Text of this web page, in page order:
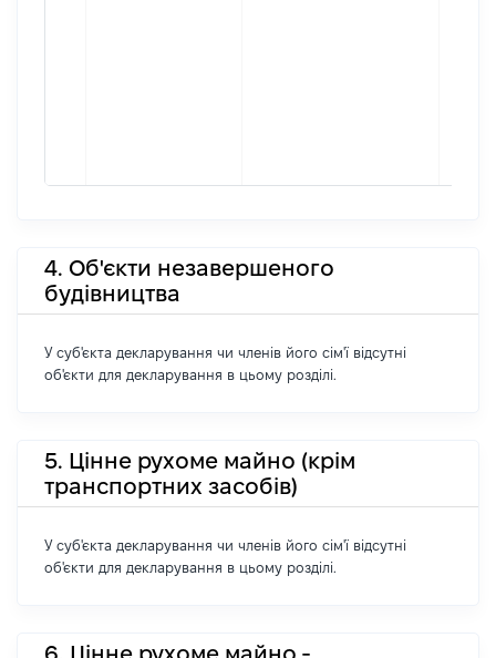
4. Об'єкти незавершеного
будівництва
У суб'єкта декларування чи членів його сім'ї відсутні
об'єкти для декларування в цьому розділі.
5. Цінне рухоме майно (крім
транспортних засобів)
У суб'єкта декларування чи членів його сім'ї відсутні
об'єкти для декларування в цьому розділі.
6. Цінне рухоме майно -